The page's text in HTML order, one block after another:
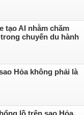
tạo AI nhằm chăm
chuyến du hành
Hỏa không phải là
lồ trên sao Hỏa,